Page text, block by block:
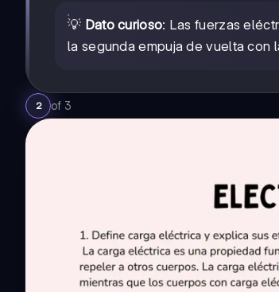
💡 Dato curioso: Las fuerzas
la segunda empuja de vuelta con
2 of 3